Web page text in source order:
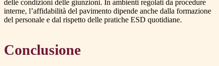
delle condizioni delle giunzioni. In ambienti regolati da procedure
interne, l’affidabilità del pavimento dipende anche dalla formazione
del personale e dal rispetto delle pratiche ESD quotidiane.
Conclusione